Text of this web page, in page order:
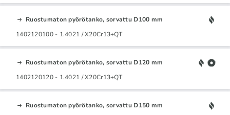
Ruostumaton pyörötanko, sorvattu D100 mm
1402120100 - 1.4021 / X20Cr13+QT
Ruostumaton pyörötanko, sorvattu D120 mm
1402120120 - 1.4021 / X20Cr13+QT
Ruostumaton pyörötanko, sorvattu D150 mm